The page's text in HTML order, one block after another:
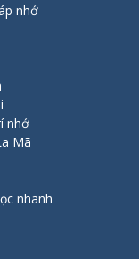
nhớ
nhớ
Mã
nhanh